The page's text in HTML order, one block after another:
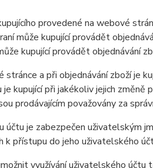
provedené na webové
může kupující provádět
kupující provádět objednávání
a při objednávání zboží je
kupující při jakékoliv jejich
prodávajícím považovány za
je zabezpečen uživatelským
k přístupu do jeho uživatelského
využívání uživatelského účtu